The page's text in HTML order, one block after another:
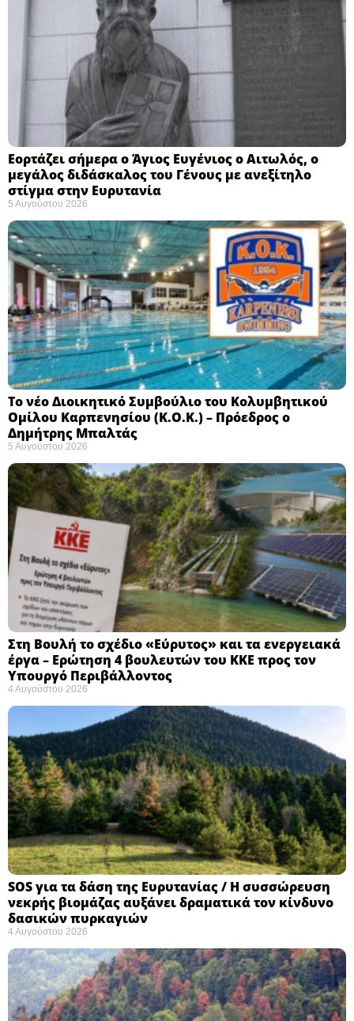
Εορτάζει σήμερα ο Άγιος Ευγένιος ο Αιτωλός, ο
μεγάλος διδάσκαλος του Γένους με ανεξίτηλο
στίγμα στην Ευρυτανία
5 Αυγούστου 2026
Το νέο Διοικητικό Συμβούλιο του Κολυμβητικού
Ομίλου Καρπενησίου (Κ.Ο.Κ.) – Πρόεδρος ο
Δημήτρης Μπαλτάς
5 Αυγούστου 2026
Στη Βουλή το σχέδιο «Εύρυτος» και τα ενεργειακά
έργα – Ερώτηση 4 βουλευτών του ΚΚΕ προς τον
Υπουργό Περιβάλλοντος
4 Αυγούστου 2026
SOS για τα δάση της Ευρυτανίας / Η συσσώρευση
νεκρής βιομάζας αυξάνει δραματικά τον κίνδυνο
δασικών πυρκαγιών
4 Αυγούστου 2026